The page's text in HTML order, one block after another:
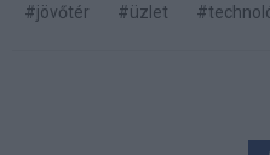
#jövőtér
#üzlet